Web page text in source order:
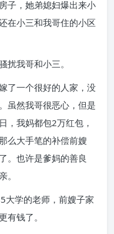
子，她弟媳妇爆出来小
在小三和我哥住的小区
扰我哥和小三。
了一个很好的人家，没
虽然我哥很恶心，但是
，我妈都包2万红包，
么大手笔的补偿前嫂
。也许是爹妈的善良
。
大学的老师，前嫂子家
有钱了。